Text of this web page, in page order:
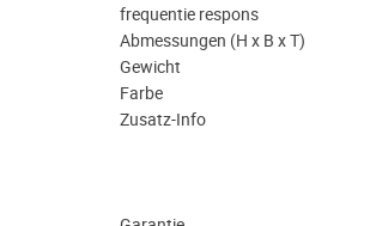
frequentie respons
Abmessungen (H x B x T)
Gewicht
Farbe
Zusatz-Info